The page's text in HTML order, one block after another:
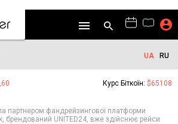
UA RU
Курс Біткоїн: $65108
партнером фандрейзингової платформи
брендований UNITED24, вже здійснює рейси